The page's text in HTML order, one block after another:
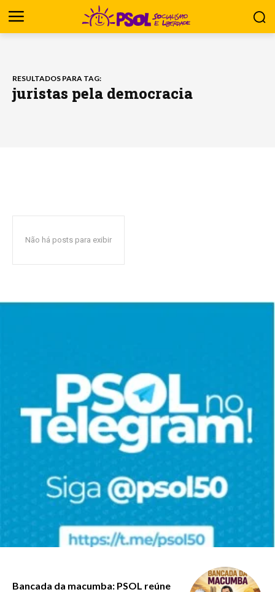
RESULTADOS PARA TAG:
juristas pela democracia
Não há posts para exibir
Bancada da macumba: PSOL reúne